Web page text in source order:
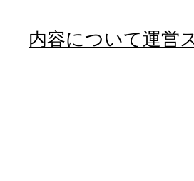
内容について運営